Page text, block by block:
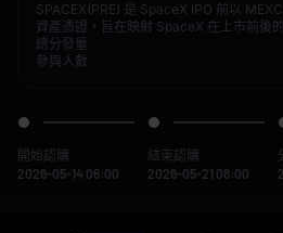
SPACEX(PRE) 是 SpaceX IPO 前以
資產憑證，旨在映射 SpaceX 在上市前後
得對沖敞口，MEXC 為用戶提供多種退出
值一致的長期持有選項。
總分發量
參與人數
開始認購
2026-05-14 06:00
結束認購
2026-05-21 08:00